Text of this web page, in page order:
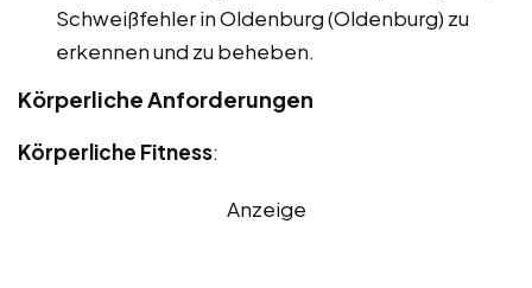
Schweißfehler in Oldenburg (Oldenburg) zu
erkennen und zu beheben.
Körperliche Anforderungen
Körperliche Fitness:
Anzeige